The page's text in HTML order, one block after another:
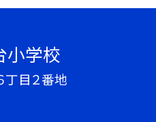
小学校
目２番地